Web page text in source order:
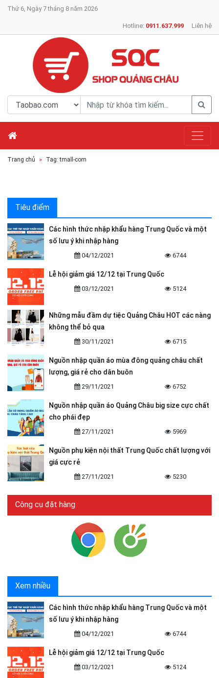
Thứ 6, Ngày 7 tháng 8 năm 2026
Hotline: 0911.637.999 Liên hệ
Trang chủ Tag: tmall-com
Tiêu điểm
Các hình thức nhập khẩu hàng Trung Quốc và một
số lưu ý khi nhập hàng
04/12/2021 6744
Lễ hội giảm giá 12/12 tại Trung Quốc
03/12/2021 5124
Những mẫu đầm dự tiệc Quảng Châu HOT các nàng
không thể bỏ qua
30/11/2021 6715
Nguồn nhập quần áo mùa đông quảng châu chất
lượng, giá rẻ cho dân buôn
29/11/2021 6752
Nguồn nhập quần áo Quảng Châu big size cực chất
cho phái đẹp
27/11/2021 5969
Nguồn phụ kiện nội thất Trung Quốc chất lượng với
giá cực rẻ
27/11/2021 5230
Công cụ đặt hàng
Xem nhiều
Các hình thức nhập khẩu hàng Trung Quốc và một
số lưu ý khi nhập hàng
04/12/2021 6744
Lễ hội giảm giá 12/12 tại Trung Quốc
03/12/2021 5124